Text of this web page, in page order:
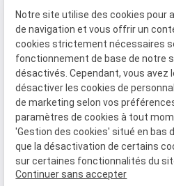
de Paris I Panthéon
et Finances
TCHOUDJEM a intégré
du Barreau
Numéro de SIRET :
Notre site utilise des cookies pour
de navigation et vous offrir un
cookies strictement nécessaires
fonctionnement de base de notre
désactivés. Cependant, vous avez
désactiver les cookies de
de marketing selon vos
paramètres de cookies à tout
'Gestion des cookies' situé en bas
que la désactivation de certains
sur certaines fonctionnalités du
Continuer sans accepter